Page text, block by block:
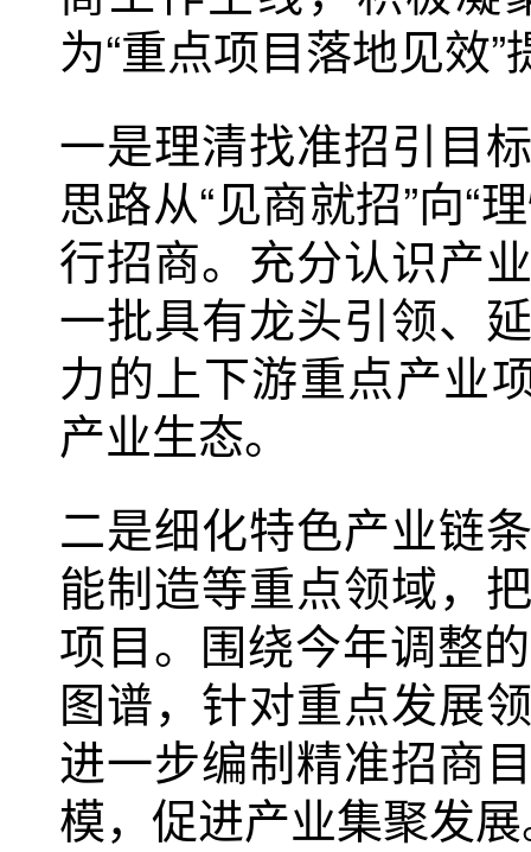
为“重点项目落地见效
一是理清找准招引目
思路从“见商就招”向“
行招商。充分认识产
一批具有龙头引领、
力的上下游重点产业
产业生态。
二是细化特色产业链
能制造等重点领域，
项目。围绕今年调整
图谱，针对重点发展
进一步编制精准招商
模，促进产业集聚发